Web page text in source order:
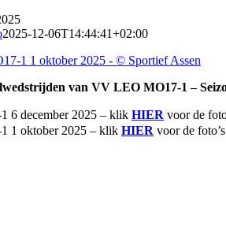
2025-12-06T14:44:41+02:00
van VV LEO MO17-1 –
6 december 2025 – klik HIER voor de
1 oktober 2025 – klik HIER voor de foto’s